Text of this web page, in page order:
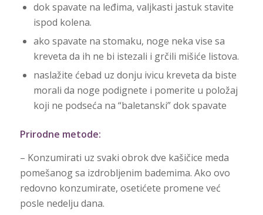
dok spavate na leđima, valjkasti jastuk stavite
ispod kolena.
ako spavate na stomaku, noge neka vise sa
kreveta da ih ne bi istezali i grčili mišiće listova.
naslažite ćebad uz donju ivicu kreveta da biste
morali da noge podignete i pomerite u položaj
koji ne podseća na “baletanski” dok spavate
Prirodne metode:
– Konzumirati uz svaki obrok dve kašičice meda
pomešanog sa izdrobljenim bademima. Ako ovo
redovno konzumirate, osetićete promene već
posle nedelju dana.